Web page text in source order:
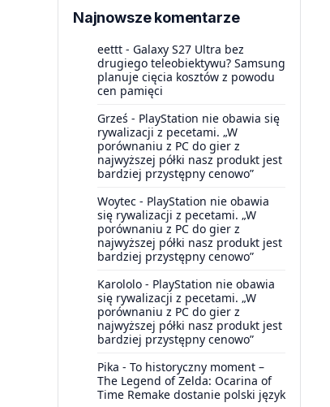
Najnowsze komentarze
eettt - Galaxy S27 Ultra bez
drugiego teleobiektywu? Samsung
planuje cięcia kosztów z powodu
cen pamięci
Grześ - PlayStation nie obawia się
rywalizacji z pecetami. „W
porównaniu z PC do gier z
najwyższej półki nasz produkt jest
bardziej przystępny cenowo”
Woytec - PlayStation nie obawia
się rywalizacji z pecetami. „W
porównaniu z PC do gier z
najwyższej półki nasz produkt jest
bardziej przystępny cenowo”
Karololo - PlayStation nie obawia
się rywalizacji z pecetami. „W
porównaniu z PC do gier z
najwyższej półki nasz produkt jest
bardziej przystępny cenowo”
Pika - To historyczny moment –
The Legend of Zelda: Ocarina of
Time Remake dostanie polski język